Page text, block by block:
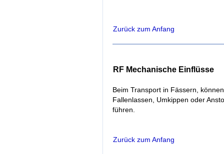
Zurück zum Anfang
RF Mechanische Einflüsse
Beim Transport in Fässern,
Fallenlassen, Umkippen oder
führen.
Zurück zum Anfang